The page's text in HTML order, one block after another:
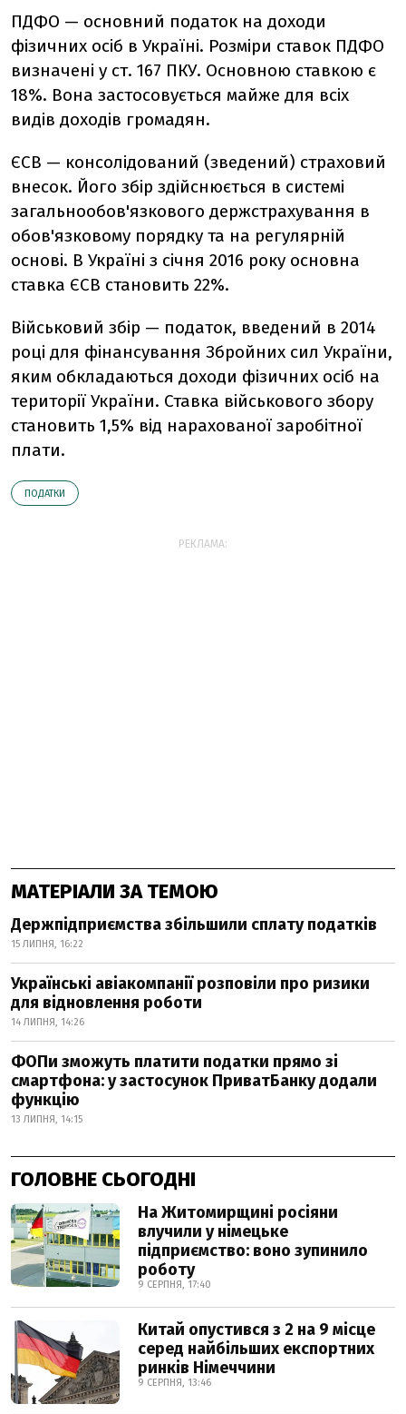
ПДФО — основний податок на доходи
фізичних осіб в Україні. Розміри ставок ПДФО
визначені у ст. 167 ПКУ. Основною ставкою є
18%. Вона застосовується майже для всіх
видів доходів громадян.
ЄСВ — консолідований (зведений) страховий
внесок. Його збір здійснюється в системі
загальнообов'язкового держстрахування в
обов'язковому порядку та на регулярній
основі. В Україні з січня 2016 року основна
ставка ЄСВ становить 22%.
Військовий збір — податок, введений в 2014
році для фінансування Збройних сил України,
яким обкладаються доходи фізичних осіб на
території України. Ставка військового збору
становить 1,5% від нарахованої заробітної
плати.
ПОДАТКИ
РЕКЛАМА:
МАТЕРІАЛИ ЗА ТЕМОЮ
Держпідприємства збільшили сплату податків
15 ЛИПНЯ, 16:22
Українські авіакомпанії розповіли про ризики
для відновлення роботи
14 ЛИПНЯ, 14:26
ФОПи зможуть платити податки прямо зі
смартфона: у застосунок ПриватБанку додали
функцію
13 ЛИПНЯ, 14:15
ГОЛОВНЕ СЬОГОДНІ
На Житомирщині росіяни
влучили у німецьке
підприємство: воно зупинило
роботу
9 СЕРПНЯ, 17:40
Китай опустився з 2 на 9 місце
серед найбільших експортних
ринків Німеччини
9 СЕРПНЯ, 13:46